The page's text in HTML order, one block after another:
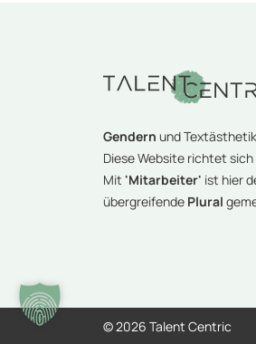
Gendern und
Diese Website richtet
Mit 'Mitarbeiter' ist hier
übergreifende Plural
©2026 Talent Centric